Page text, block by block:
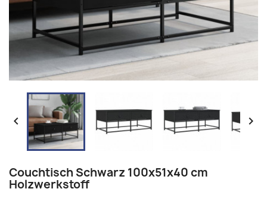
 
Couchtisch Schwarz 100x51x40 cm
Holzwerkstoff